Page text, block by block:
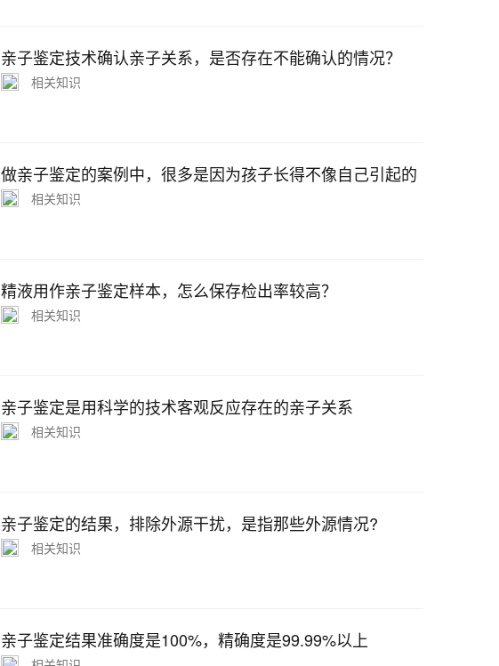
亲子鉴定技术确认亲子关系，是否存在不能确认的情况？
相关知识
做亲子鉴定的案例中，很多是因为孩子长得不像自己引起的
相关知识
精液用作亲子鉴定样本，怎么保存检出率较高？
相关知识
亲子鉴定是用科学的技术客观反应存在的亲子关系
相关知识
亲子鉴定的结果，排除外源干扰，是指那些外源情况?
相关知识
亲子鉴定结果准确度是100%，精确度是99.99%以上